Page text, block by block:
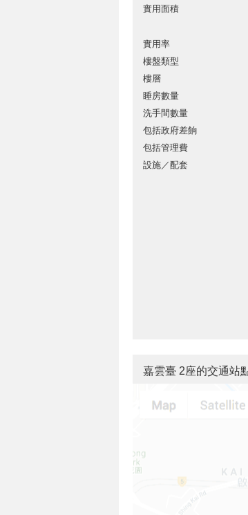
實用面積
實用率
樓盤類型
樓層
睡房數量
洗手間數量
包括政府差餉
包括管理費
設施／配套
嘉雲臺 2座的交通站